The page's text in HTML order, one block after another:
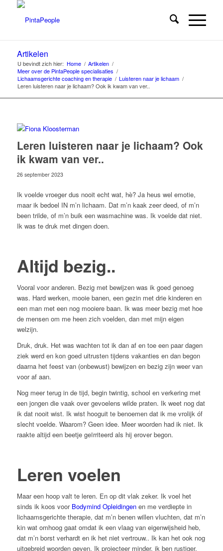
Artikelen
U bevindt zich hier: Home / Artikelen /
Meer over de PintaPeople specialisaties /
Lichaamsgerichte coaching en therapie / Luisteren naar je lichaam /
Leren luisteren naar je lichaam? Ook ik kwam van ver..
Leren luisteren naar je lichaam? Ook
ik kwam van ver..
26 september 2023
Ik voelde vroeger dus nooit echt wat, hè? Ja heus wel emotie,
maar ik bedoel IN m’n lichaam. Dat m’n kaak zeer deed, of m’n
been trilde, of m’n buik een wasmachine was. Ik voelde dat niet.
Ik was te druk met dingen doen.
Altijd bezig..
Vooral voor anderen. Bezig met bewijzen was ik goed genoeg
was. Hard werken, mooie banen, een gezin met drie kinderen en
een man met een nog mooiere baan. Ik was meer bezig met hoe
de mensen om me heen zich voelden, dan met mijn eigen
welzijn.
Druk, druk. Het was wachten tot ik dan af en toe een paar dagen
ziek werd en kon goed uitrusten tijdens vakanties en dan begon
daarna het feest van (onbewust) bewijzen en bezig zijn weer van
voor af aan.
Nog meer terug in de tijd, begin twintig, school en verkering met
een jongen die vaak over gevoelens wilde praten. Ik weet nog dat
ik dat nooit wist. Ik wist hooguit te benoemen dat ik me vrolijk óf
slecht voelde. Waarom? Geen idee. Meer woorden had ik niet. Ik
raakte altijd een beetje geïrriteerd als hij erover begon.
Leren voelen
Maar een hoop valt te leren. En op dit vlak zeker. Ik voel het
sinds ik koos voor Bodymind Opleidingenen me verdiepte in
lichaamsgerichte therapie, dat m’n benen willen vluchten, dat m’n
kin wat omhoog gaat omdat ik een vlaag van eigenwijsheid heb,
dat m’n borst verhardt en ik het niet vertrouw.. Ik kan het ook nog
uitgebreid woorden geven. Ik projecteer minder, ik ben rustiger,